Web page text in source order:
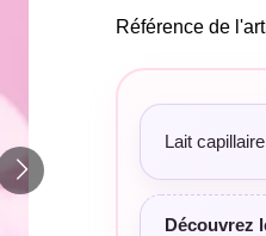
Référence de
Lait
Découvrez